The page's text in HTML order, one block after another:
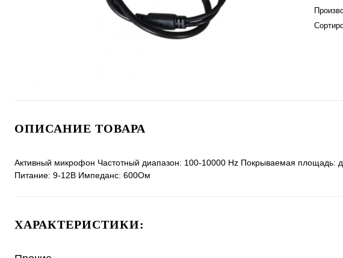
ОПИСАНИЕ ТОВАРА
Активный микрофон Частотный диапазон: 100-10000 Hz Покрываемая площадь:
Питание: 9-12В Импеданс: 600Ом
ХАРАКТЕРИСТИКИ: